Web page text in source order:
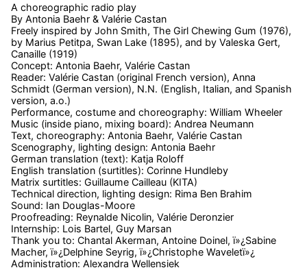
A choreographic radio play
By Antonia Baehr & Valérie Castan
Freely inspired by John Smith, The Girl Chewing Gum (1976),
by Marius Petitpa, Swan Lake (1895), and by Valeska Gert,
Canaille (1919)
Concept: Antonia Baehr, Valérie Castan
Reader: Valérie Castan (original French version), Anna
Schmidt (German version), N.N. (English, Italian, and Spanish
version, a.o.)
Performance, costume and choreography: William Wheeler
Music (inside piano, mixing board): Andrea Neumann
Text, choreography: Antonia Baehr, Valérie Castan
Scenography, lighting design: Antonia Baehr
German translation (text): Katja Roloff
English translation (surtitles): Corinne Hundleby
Matrix surtitles: Guillaume Cailleau (KITA)
Technical direction, lighting design: Rima Ben Brahim
Sound: Ian Douglas-Moore
Proofreading: Reynalde Nicolin, Valérie Deronzier
Internship: Lois Bartel, Guy Marsan
Thank you to: Chantal Akerman, Antoine Doinel, ï»¿Sabine
Macher, ï»¿Delphine Seyrig, ï»¿Christophe Waveletï»¿
Administration: Alexandra Wellensiek